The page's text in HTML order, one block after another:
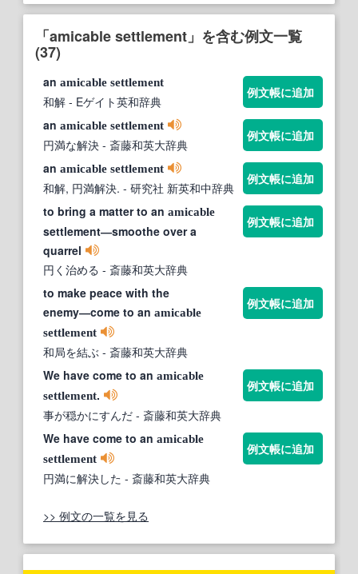
「amicable settlement」を含む例文一覧
(37)
an amicable settlement
和解 - Eゲイト英和辞典
例文帳に追加
an amicable settlement
円満な解決 - 斎藤和英大辞典
例文帳に追加
an amicable settlement
和解, 円満解決. - 研究社 新英和中辞典
例文帳に追加
to bring a matter to an amicable
settlement―smoothe over a
quarrel
円く治める - 斎藤和英大辞典
例文帳に追加
to make peace with the
enemy―come to an amicable
settlement
和局を結ぶ - 斎藤和英大辞典
例文帳に追加
We have come to an amicable
settlement.
事が穏かにすんだ - 斎藤和英大辞典
例文帳に追加
We have come to an amicable
settlement
円満に解決した - 斎藤和英大辞典
例文帳に追加
>> 例文の一覧を見る